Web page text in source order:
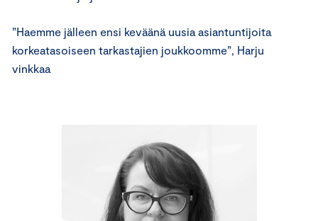
”Haemme jälleen ensi keväänä uusia asiantuntijoita
korkeatasoiseen tarkastajien joukkoomme”, Harju
vinkkaa